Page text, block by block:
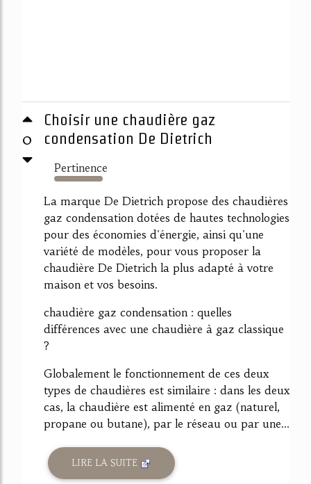
0
Choisir une chaudière gaz
condensation De Dietrich
Pertinence
310%
La marque De Dietrich propose des chaudières
gaz condensation dotées de hautes technologies
pour des économies d'énergie, ainsi qu'une
variété de modèles, pour vous proposer la
chaudière De Dietrich la plus adapté à votre
maison et vos besoins.
chaudière gaz condensation : quelles
différences avec une chaudière à gaz classique
?
Globalement le fonctionnement de ces deux
types de chaudières est similaire : dans les deux
cas, la chaudière est alimenté en gaz (naturel,
propane ou butane), par le réseau ou par une...
LIRE LA SUITE